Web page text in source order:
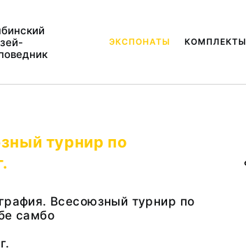
ЭКСПОНАТЫ КОМПЛЕКТЫ
турнир по
Всесоюзный турнир по
самбо